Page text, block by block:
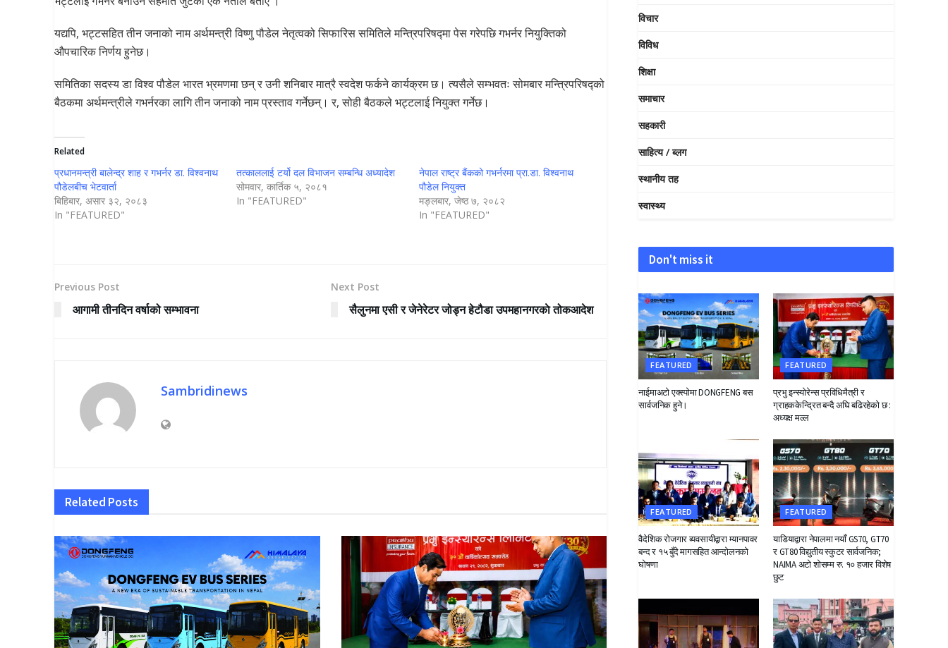
यद्यपि, भट्टसहित तीन जनाको नाम अर्थमन्त्री विष्णु पौडेल नेतृत्वको सिफारिस समितिले मन्त्रिपरिषद्मा पेस गरेपछि गभर्नर नियुक्तिको
औपचारिक निर्णय हुनेछ।
समितिका सदस्य डा विश्व पौडेल भारत भ्रमणमा छन् र उनी शनिबार मात्रै स्वदेश फर्कने कार्यक्रम छ। त्यसैले सम्भवतः सोमबार मन्त्रिपरिषद्को
बैठकमा अर्थमन्त्रीले गभर्नरका लागि तीन जनाको नाम प्रस्ताव गर्नेछन्। र, सोही बैठकले भट्टलाई नियुक्त गर्नेछ।
Related
प्रधानमन्त्री बालेन्द्र शाह र गभर्नर डा. विश्वनाथ
पौडेलबीच भेटवार्ता
बिहिबार, असार ३२, २०८३
In "FEATURED"
तत्काललाई टर्यो दल विभाजन सम्बन्धि अध्यादेश
सोमवार, कार्तिक ५, २०८१
In "FEATURED"
नेपाल राष्ट्र बैंकको गभर्नरमा प्रा.डा. विश्वनाथ
पौडेल नियुक्त
मङ्लबार, जेष्ठ ७, २०८२
In "FEATURED"
Previous Post
आगामी तीनदिन वर्षाको सम्भावना
Next Post
सैलुनमा एसी र जेनेरेटर जोड्न हेटौडा उपमहानगरकाे तोकआदेश
Sambridinews
Related Posts
विचार
विविध
शिक्षा
समाचार
सहकारी
साहित्य / ब्लग
स्थानीय तह
स्वास्थ्य
Don't miss it
FEATURED
नाईमाअटो एक्स्पोमा DONGFENG बस
सार्वजनिक हुने।
FEATURED
प्रभु इन्स्योरेन्स प्रविधिमैत्री र
ग्राहककेन्द्रित बन्दै अघि बढिरहेको छ :
अध्यक्ष मल्ल
FEATURED
वैदेशिक रोजगार व्यवसायीद्वारा म्यानपावर
बन्द र १५ बुँदे मागसहित आन्दोलनको
घोषणा
FEATURED
याडियाद्वारा नेपालमा नयाँ GS70, GT70
र GT80 विद्युतीय स्कुटर सार्वजनिक;
NAIMA अटो शोसम्म रु. १० हजार विशेष
छुट